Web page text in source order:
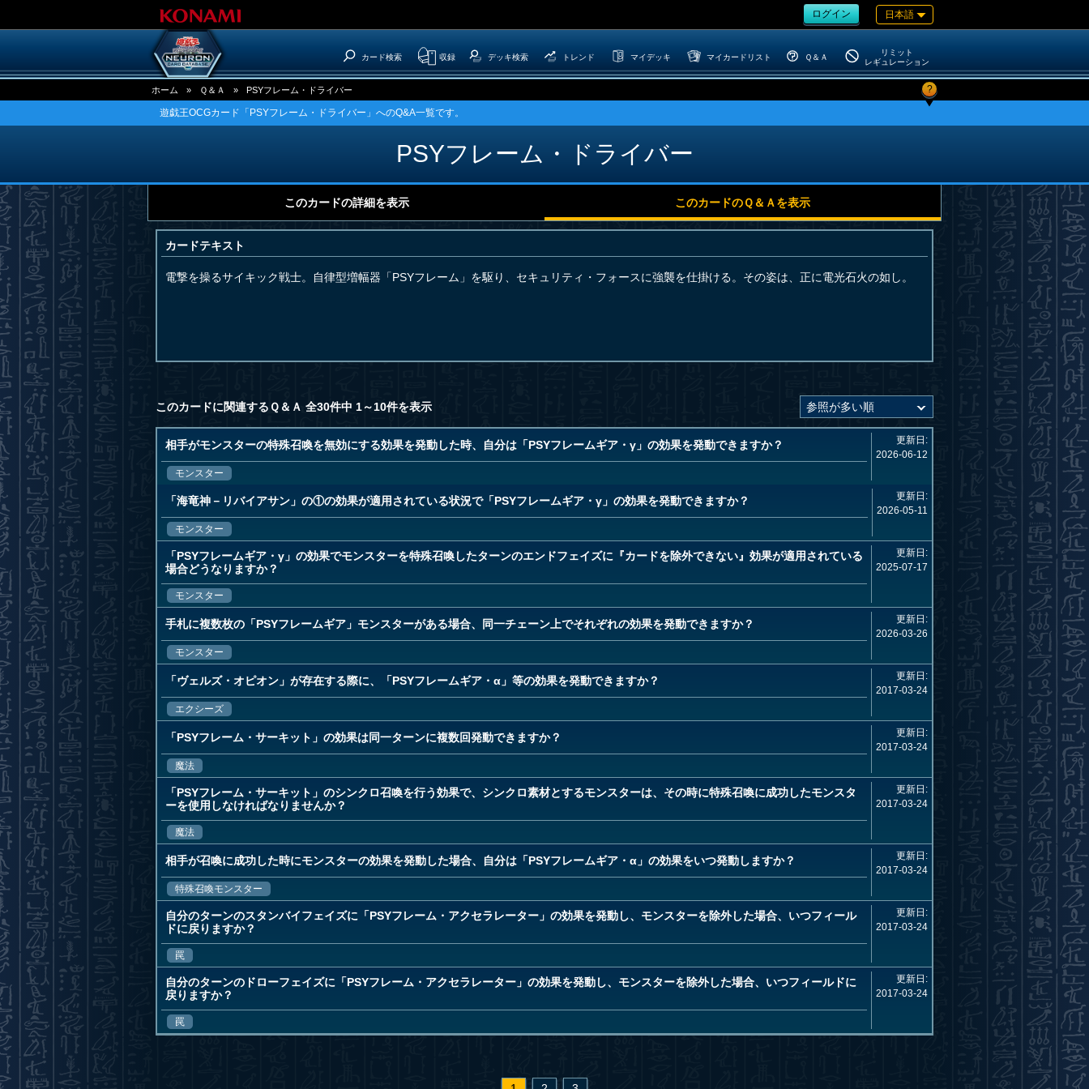
ログイン 日本語
カード検索 収録 デッキ検索 トレンド マイデッキ マイカードリスト Ｑ＆Ａ
リミット
レギュレーション
ホーム » Ｑ＆Ａ » PSYフレーム・ドライバー ?
遊戯王OCGカード「PSYフレーム・ドライバー」へのQ&A一覧です。
PSYフレーム・ドライバー
このカードの詳細を表示 このカードのＱ＆Ａを表示
カードテキスト
電撃を操るサイキック戦士。自律型増幅器「PSYフレーム」を駆り、セキュリティ・フォースに強襲を仕掛ける。その姿は、正に電光石火の如し。
このカードに関連するＱ＆Ａ 全30件中 1～10件を表示
相手がモンスターの特殊召喚を無効にする効果を発動した時、自分は「PSYフレームギア・γ」の効果を発動できますか？
モンスター
更新日:
2026-06-12
「海竜神－リバイアサン」の①の効果が適用されている状況で「PSYフレームギア・γ」の効果を発動できますか？
モンスター
更新日:
2026-05-11
「PSYフレームギア・γ」の効果でモンスターを特殊召喚したターンのエンドフェイズに『カードを除外できない』効果が適用されている
場合どうなりますか？
モンスター
更新日:
2025-07-17
手札に複数枚の「PSYフレームギア」モンスターがある場合、同一チェーン上でそれぞれの効果を発動できますか？
モンスター
更新日:
2026-03-26
「ヴェルズ・オピオン」が存在する際に、「PSYフレームギア・α」等の効果を発動できますか？
エクシーズ
更新日:
2017-03-24
「PSYフレーム・サーキット」の効果は同一ターンに複数回発動できますか？
魔法
更新日:
2017-03-24
「PSYフレーム・サーキット」のシンクロ召喚を行う効果で、シンクロ素材とするモンスターは、その時に特殊召喚に成功したモンスタ
ーを使用しなければなりませんか？
魔法
更新日:
2017-03-24
相手が召喚に成功した時にモンスターの効果を発動した場合、自分は「PSYフレームギア・α」の効果をいつ発動しますか？
特殊召喚モンスター
更新日:
2017-03-24
自分のターンのスタンバイフェイズに「PSYフレーム・アクセラレーター」の効果を発動し、モンスターを除外した場合、いつフィール
ドに戻りますか？
罠
更新日:
2017-03-24
自分のターンのドローフェイズに「PSYフレーム・アクセラレーター」の効果を発動し、モンスターを除外した場合、いつフィールドに
戻りますか？
罠
更新日:
2017-03-24